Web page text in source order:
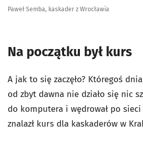
Paweł Semba, kaskader z Wrocławia
Na początku był kurs
A jak to się zaczęło? Któregoś
od zbyt dawna nie działo się nic
do komputera i wędrował po sieci
znalazł kurs dla kaskaderów w